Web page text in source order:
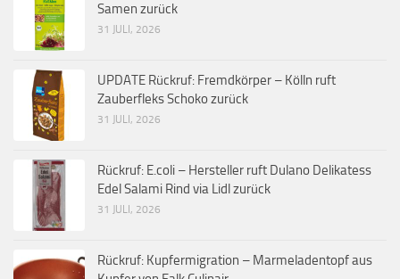
Samen zurück
31 JULI, 2026
UPDATE Rückruf: Fremdkörper – Kölln ruft
Zauberfleks Schoko zurück
31 JULI, 2026
Rückruf: E.coli – Hersteller ruft Dulano Delikatess
Edel Salami Rind via Lidl zurück
31 JULI, 2026
Rückruf: Kupfermigration – Marmeladentopf aus